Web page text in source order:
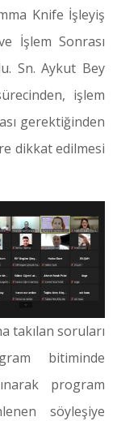
Knife İşleyiş
İşlem Sonrası
Sn. Aykut Bey
işlem
gerektiğinden
dikkat edilmesi
takılan soruları
bitiminde
program
söyleşiye